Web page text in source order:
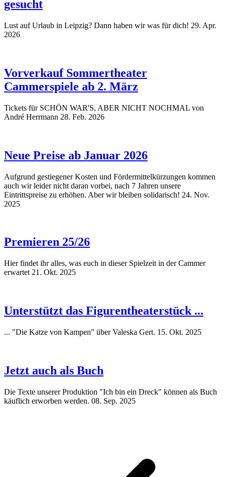
gesucht
Lust auf Urlaub in Leipzig? Dann haben wir was für dich! 29. Apr.
2026
Vorverkauf Sommertheater
Cammerspiele ab 2. März
Tickets für SCHÖN WAR'S, ABER NICHT NOCHMAL von
André Herrmann 28. Feb. 2026
Neue Preise ab Januar 2026
Aufgrund gestiegener Kosten und Fördermittelkürzungen kommen
auch wir leider nicht daran vorbei, nach 7 Jahren unsere
Eintrittspreise zu erhöhen. Aber wir bleiben solidarisch! 24. Nov.
2025
Premieren 25/26
Hier findet ihr alles, was euch in dieser Spielzeit in der Cammer
erwartet 21. Okt. 2025
Unterstützt das Figurentheaterstück ...
... "Die Katze von Kampen" über Valeska Gert. 15. Okt. 2025
Jetzt auch als Buch
Die Texte unserer Produktion "Ich bin ein Dreck" können als Buch
käuflich erworben werden. 08. Sep. 2025